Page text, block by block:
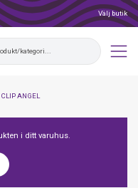
Välj butik
ANGEL
i ditt varuhus.